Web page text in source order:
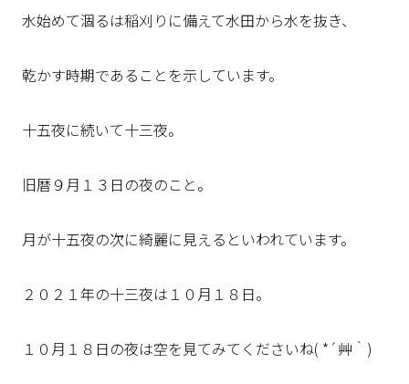
水始めて涸るは稲刈りに備えて水田から水を抜き、
乾かす時期であることを示しています。
十五夜に続いて十三夜。
旧暦９月１３日の夜のこと。
月が十五夜の次に綺麗に見えるといわれています。
２０２１年の十三夜は１０月１８日。
１０月１８日の夜は空を見てみてくださいね( *´艸｀)